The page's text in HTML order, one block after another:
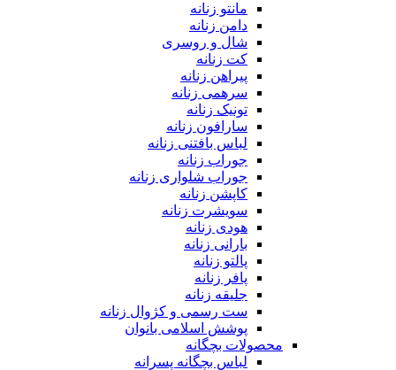
مانتو زنانه
دامن زنانه
شال و روسری
کت زنانه
پیراهن زنانه
سرهمی زنانه
تونیک زنانه
سارافون زنانه
لباس بافتنی زنانه
جوراب زنانه
جوراب شلواری زنانه
کاپشن زنانه
سویشرت زنانه
هودی زنانه
بارانی زنانه
پالتو زنانه
پافر زنانه
جلیقه زنانه
ست رسمی و کژوال زنانه
پوشش اسلامی بانوان
محصولات بچگانه
لباس بچگانه پسرانه